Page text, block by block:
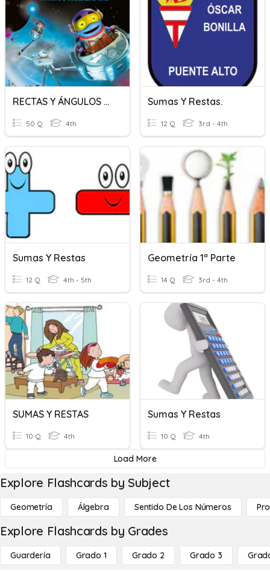
RECTAS Y ÁNGULOS 4º NIVEL
50 Q 4th
Sumas Y Restas.
12 Q 3rd - 4th
Sumas Y Restas
12 Q 4th - 5th
Geometría 1ª Parte
14 Q 3rd - 4th
SUMAS Y RESTAS
10 Q 4th
Sumas Y Restas
10 Q 4th
Load More
Explore Flashcards by Subject
Geometría Álgebra Sentido De Los Números
Explore Flashcards by Grades
Guardería Grado 1 Grado 2 Grado 3